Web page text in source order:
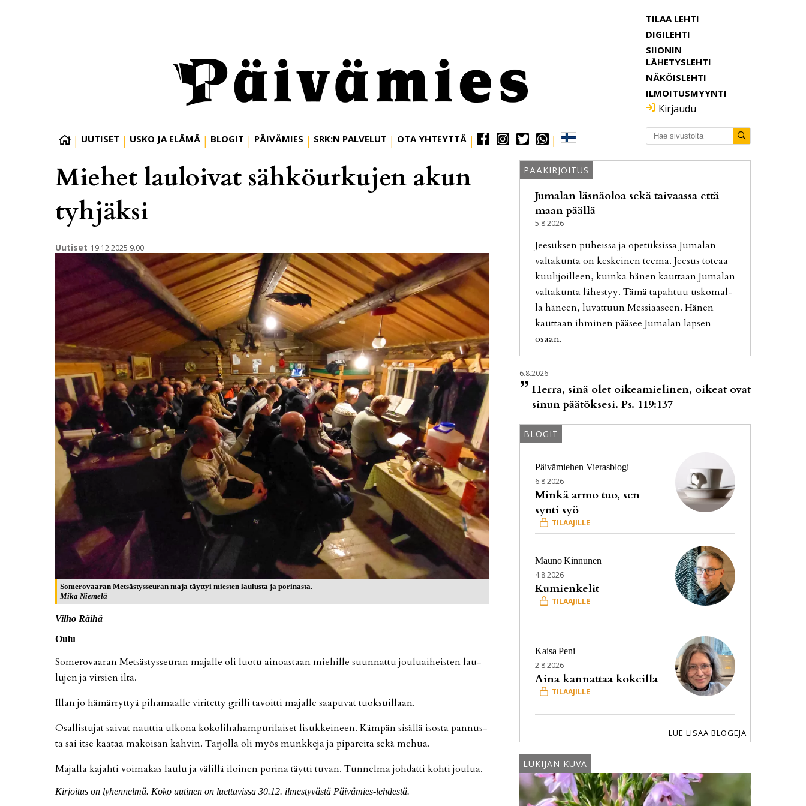
UUTISET USKO JA ELÄMÄ BLOGIT PÄIVÄMIES SRK:N PALVELUT OTA YHTEYTTÄ
TILAA LEHTI
DIGILEHTI
SIIONIN
LÄHETYSLEHTI
NÄKÖISLEHTI
ILMOITUSMYYNTI
Kirjaudu
Miehet lauloivat sähköurkujen akun
tyhjäksi
Uutiset 19.12.2025 9.00
Somerovaaran Metsästysseuran maja täyttyi miesten laulusta ja porinasta.
Mika Niemelä
Vil­ho Räi­hä
Ou­lu
So­me­ro­vaa­ran Met­säs­tys­seu­ran ma­jal­le oli luo­tu ai­no­as­taan mie­hil­le suun­nat­tu jou­lu­ai­heis­ten lau­
lu­jen ja vir­sien il­ta.
Il­lan jo hä­mär­ryt­tyä pi­ha­maal­le vi­ri­tet­ty gril­li ta­voit­ti ma­jal­le saa­pu­vat tuok­suil­laan.
Osal­lis­tu­jat sai­vat naut­tia ul­ko­na ko­ko­li­ha­ham­pu­ri­lai­set li­suk­kei­neen. Käm­pän si­säl­lä isos­ta pan­nus­
ta sai it­se kaa­taa ma­koi­san kah­vin. Tar­jol­la oli myös munk­ke­ja ja pi­pa­rei­ta sekä me­hua.
Ma­jal­la ka­jah­ti voi­ma­kas lau­lu ja vä­lil­lä iloi­nen po­ri­na täyt­ti tu­van. Tun­nel­ma joh­dat­ti koh­ti jou­lua.
Kir­joi­tus on ly­hen­nel­mä. Koko uu­ti­nen on lu­et­ta­vis­sa 30.12. il­mes­ty­väs­tä Päi­vä­mies-leh­des­tä.
PÄÄKIRJOITUS
Jumalan läsnäoloa sekä taivaassa että
maan päällä
5.8.2026
Jee­suk­sen pu­heis­sa ja ope­tuk­sis­sa Ju­ma­lan
val­ta­kun­ta on kes­kei­nen tee­ma. Jee­sus to­te­aa
kuu­li­joil­leen, kuin­ka hä­nen kaut­taan Ju­ma­lan
val­ta­kun­ta lä­hes­tyy. Tämä ta­pah­tuu us­ko­mal­
la hä­neen, lu­vat­tuun Mes­si­aa­seen. Hä­nen
kaut­taan ih­mi­nen pää­see Ju­ma­lan lap­sen
osaan.
6.8.2026
” Herra, sinä olet oikeamielinen, oikeat ovat
sinun päätöksesi. Ps. 119:137
BLOGIT
Päivämiehen Vierasblogi
6.8.2026
Minkä armo tuo, sen
synti syö
MaunoKinnunen
4.8.2026
Kumienkelit
Kaisa Peni
2.8.2026
Aina kannattaa kokeilla
LUE LISÄÄ BLOGEJA
LUKIJAN KUVA